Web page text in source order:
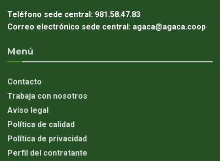
Teléfono sede central: 981.58.47.83
Correo electrónico sede central: agaca@agaca.coop
Menú
Contacto
Trabaja con nosotros
Aviso legal
Política de calidad
Política de privacidad
Perfil del contratante